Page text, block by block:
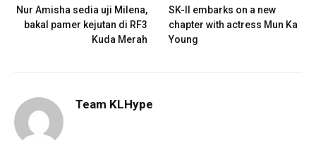
Nur Amisha sedia uji Milena,
bakal pamer kejutan di RF3
Kuda Merah
SK-II embarks on a new
chapter with actress Mun Ka
Young
Team KLHype